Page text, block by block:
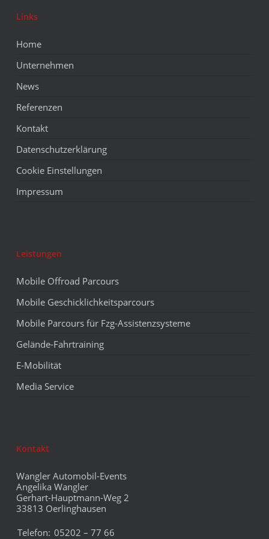
Links
Home
Unternehmen
News
Referenzen
Kontakt
Datenschutzerklärung
Cookie Einstellungen
Impressum
Leistungen
Mobile Offroad Parcours
Mobile Geschicklichkeitsparcours
Mobile Parcours für Fzg-Assistenzsysteme
Gelände-Fahrtraining
E-Mobilität
Media Service
Kontakt
Wangler Automobil-Events
Angelika Wangler
Gerhart-Hauptmann-Weg 2
33813 Oerlinghausen
Telefon: 05202 – 77 66